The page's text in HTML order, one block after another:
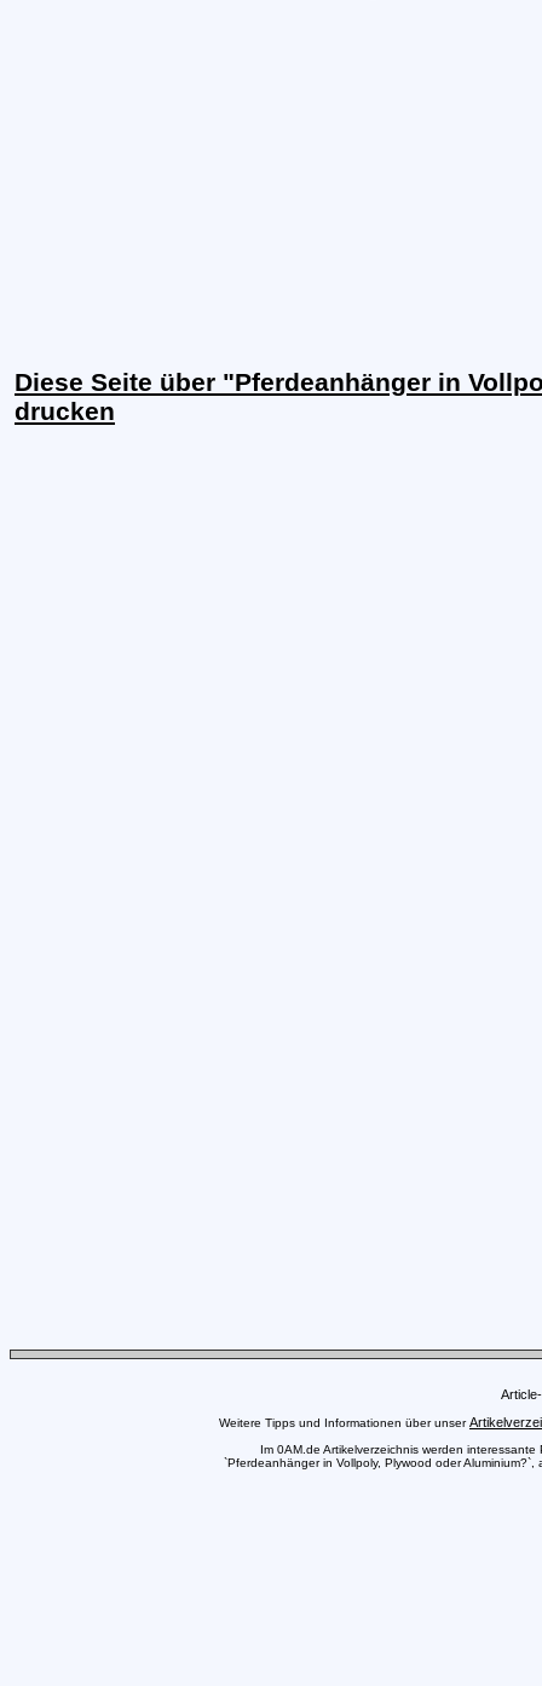
Diese Seite über "Pferdeanhänger in
drucken
Weitere Tipps und Informationen über unser
Im 0AM.de Artikelverzeichnis werden
`Pferdeanhänger in Vollpoly, Plywood oder